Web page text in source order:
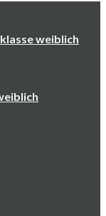
weiblich